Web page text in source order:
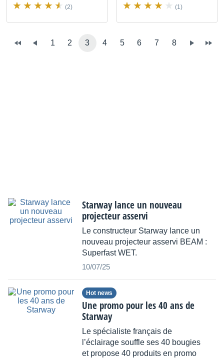
(2) (1)
1 2 3 4 5 6 7 8
Starway lance un nouveau
projecteur asservi
Le constructeur Starway lance un
nouveau projecteur asservi BEAM :
Superfast WET.
10/07/25
Hot news
Une promo pour les 40 ans de
Starway
Le spécialiste français de
l’éclairage souffle ses 40 bougies
et propose 40 produits en promo